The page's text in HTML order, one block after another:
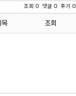
조회 0 댓글 0 후기 0
목 조회